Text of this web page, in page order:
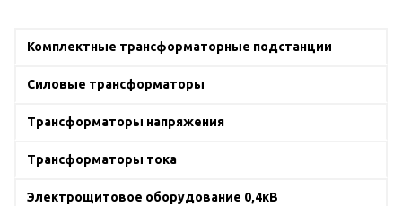
Комплектные трансформаторные подстанции
Силовые трансформаторы
Трансформаторы напряжения
Трансформаторы тока
Электрощитовое оборудование 0,4кВ